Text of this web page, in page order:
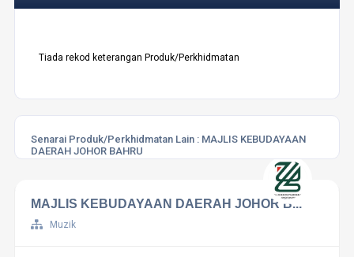
Tiada rekod keterangan Produk/Perkhidmatan
Senarai Produk/Perkhidmatan Lain : MAJLIS KEBUDAYAAN
DAERAH JOHOR BAHRU
MAJLIS KEBUDAYAAN DAERAH JOHOR B...
Muzik